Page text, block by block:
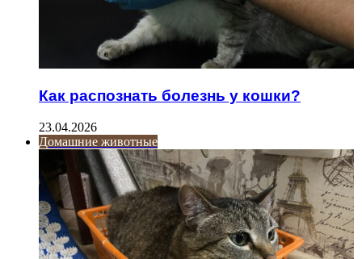
Как распознать болезнь у кошки?
23.04.2026
Домашние животные